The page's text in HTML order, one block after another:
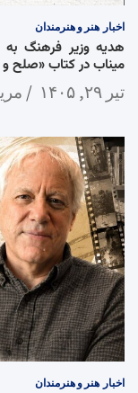
اخبار هنر و هنرمندان
هدیه وزیر فرهنگ به
میناب در کتاب «صلح
تیر ۲۹, ۱۴۰۵
اخبار هنر و هنرمندان